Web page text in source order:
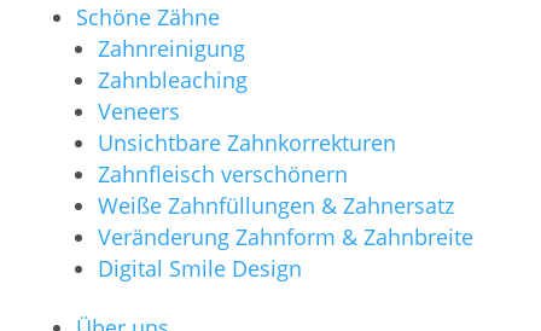
Schöne Zähne
Zahnreinigung
Zahnbleaching
Veneers
Unsichtbare Zahnkorrekturen
Zahnfleisch verschönern
Weiße Zahnfüllungen & Zahnersatz
Veränderung Zahnform & Zahnbreite
Digital Smile Design